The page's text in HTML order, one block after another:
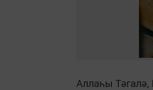
Аллаһы Тәгалә,